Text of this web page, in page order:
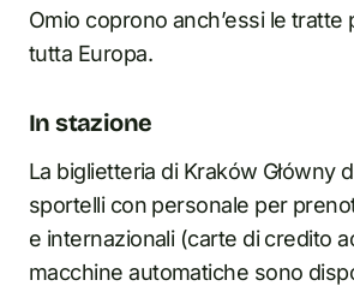
Omio coprono anch’essi le tratte
tutta Europa.
In stazione
La biglietteria di Kraków Główny
sportelli con personale per
e internazionali (carte di credito
macchine automatiche sono